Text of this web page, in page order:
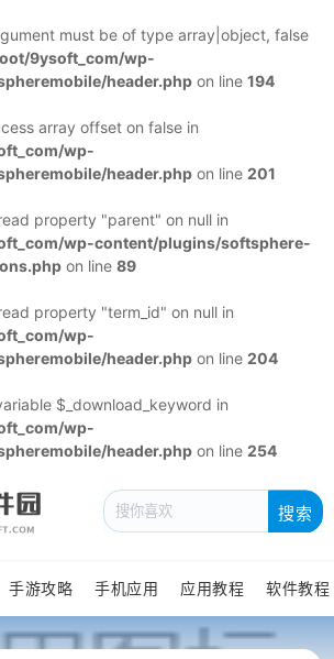
must be of type array|object, false
9ysoft_com/wp-
header.php on line 194
array offset on false in
wp-
header.php on line 201
property "parent" on null in
wp-content/plugins/softsphere-
on line 89
property "term_id" on null in
wp-
header.php on line 204
$_download_keyword in
wp-
header.php on line 254
搜索
手游攻略 手机应用 应用教程 软件教程